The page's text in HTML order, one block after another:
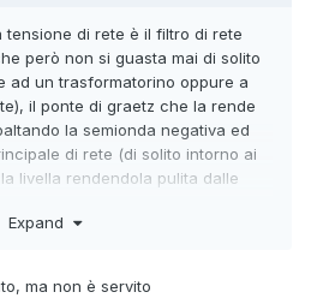
di rete è il filtro di rete
però non si guasta mai di solito
ad un trasformatorino oppure a
il ponte di graetz che la rende
la semionda negativa ed
di rete (di solito intorno ai
livella rendendola pulita dalle
Se ancora non l'hai
Expand
ma non è servito